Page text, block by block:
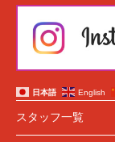
日本語 English
スタッフ一覧